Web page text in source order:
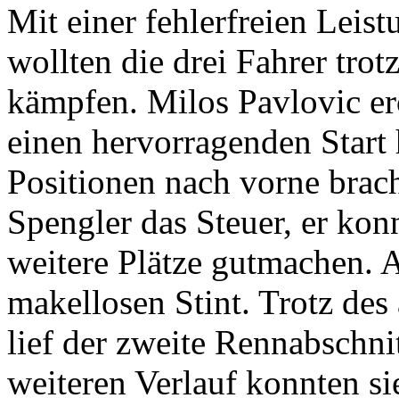
Mit einer fehlerfreien
wollten die drei Fahrer
kämpfen. Milos Pavlovic
einen hervorragenden
Positionen nach vorne
Spengler das Steuer, er
weitere Plätze gutmachen.
makellosen Stint. Trotz
lief der zweite
weiteren Verlauf konnten